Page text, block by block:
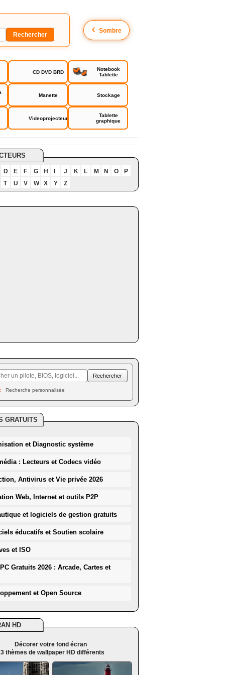
☾ Sombre
CD DVD BRD
Notebook
Tablette
Manette Stockage
Videoprojecteur
Tablette
graphique
D E F G H J K L M N O
P
T
U V W X Y Z
Recherche personnalisée
GRATUITS
et Diagnostic système
: Lecteurs et Codecs vidéo
Antivirus et Vie privée 2026
Web, Internet et outils P2P
et logiciels de gestion gratuits
éducatifs et Soutien scolaire
et ISO
Gratuits 2026 : Arcade, Cartes et
et Open Source
HD
Décorer votre fond écran
thèmes de wallpaper HD différents